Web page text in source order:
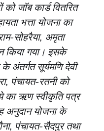
जॉब कार्ड वितरित
भत्ता योजना का
सोहरैया, अमृता
किया गया। इसके
अंतर्गत सूर्यमणि देवी
पंचायत-रतनी को
का ऋण स्वीकृति पत्र
अनुदान योजना के
पंचायत-सैदपुर तथा